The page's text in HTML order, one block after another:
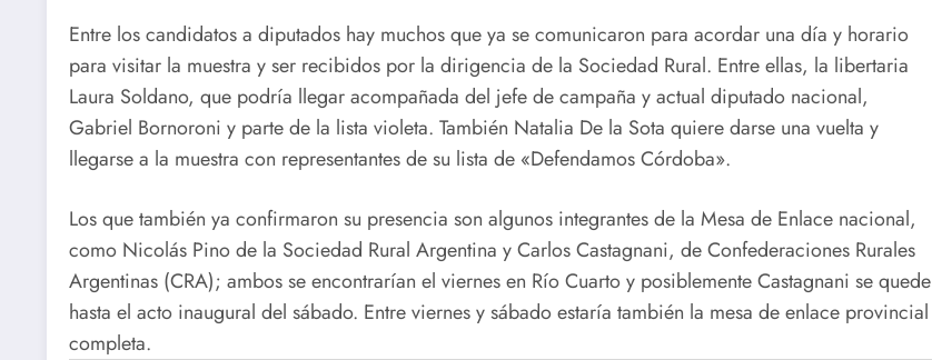
Entre los candidatos a diputados hay muchos que ya se comunicaron para acordar una día y horario
para visitar la muestra y ser recibidos por la dirigencia de la Sociedad Rural. Entre ellas, la libertaria
Laura Soldano, que podría llegar acompañada del jefe de campaña y actual diputado nacional,
Gabriel Bornoroni y parte de la lista violeta. También Natalia De la Sota quiere darse una vuelta y
llegarse a la muestra con representantes de su lista de «Defendamos Córdoba».
Los que también ya confirmaron su presencia son algunos integrantes de la Mesa de Enlace nacional,
como Nicolás Pino de la Sociedad Rural Argentina y Carlos Castagnani, de Confederaciones Rurales
Argentinas (CRA); ambos se encontrarían el viernes en Río Cuarto y posiblemente Castagnani se quede
hasta el acto inaugural del sábado. Entre viernes y sábado estaría también la mesa de enlace provincial
completa.